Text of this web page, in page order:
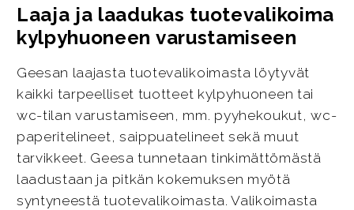
Laaja ja laadukas tuotevalikoima
kylpyhuoneen varustamiseen
Geesan laajasta tuotevalikoimasta löytyvät
kaikki tarpeelliset tuotteet kylpyhuoneen tai
wc-tilan varustamiseen, mm. pyyhekoukut, wc-
paperitelineet, saippuatelineet sekä muut
tarvikkeet. Geesa tunnetaan tinkimättömästä
laadustaan ja pitkän kokemuksen myötä
syntyneestä tuotevalikoimasta. Valikoimasta